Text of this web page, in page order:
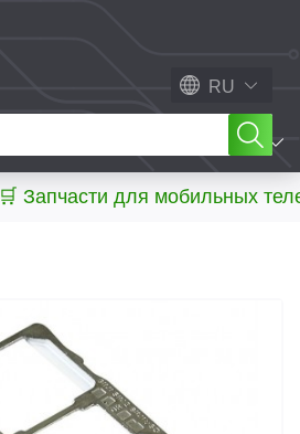
RU
МЕНЮ
🛒 Запчасти для мобильных